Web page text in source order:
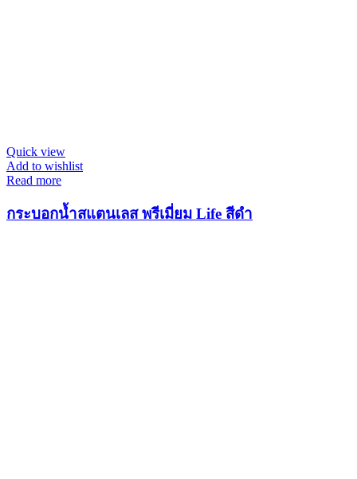
Quick view
Add to wishlist
Read more
กระบอกน้ำสแตนเลส พรีเมี่ยม Life สีดำ